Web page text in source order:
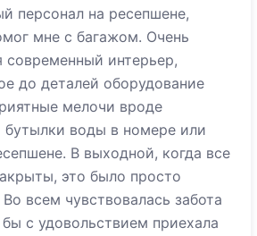
персонал на ресепшене,
мне с багажом. Очень
современный интерьер,
до деталей оборудование
мелочи вроде
бутылки воды в номере или
В выходной, когда все
это было просто
всем чувствовалась забота
с удовольствием приехала